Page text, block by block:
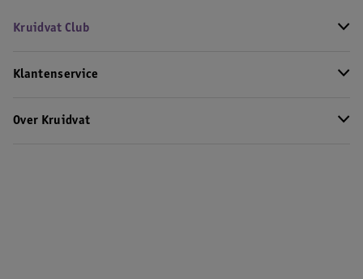
Kruidvat Club
Klantenservice
Over Kruidvat